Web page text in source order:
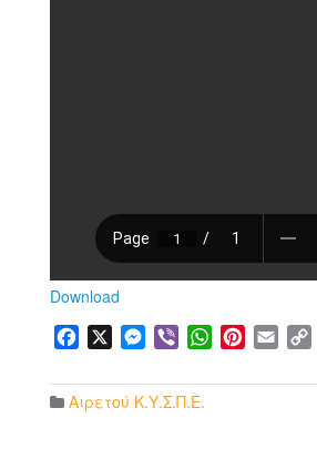
Download
Facebook Messenger
Viber WhatsApp
Pinterest
Email
Αιρετού Κ.Υ.Σ.Π.Ε.